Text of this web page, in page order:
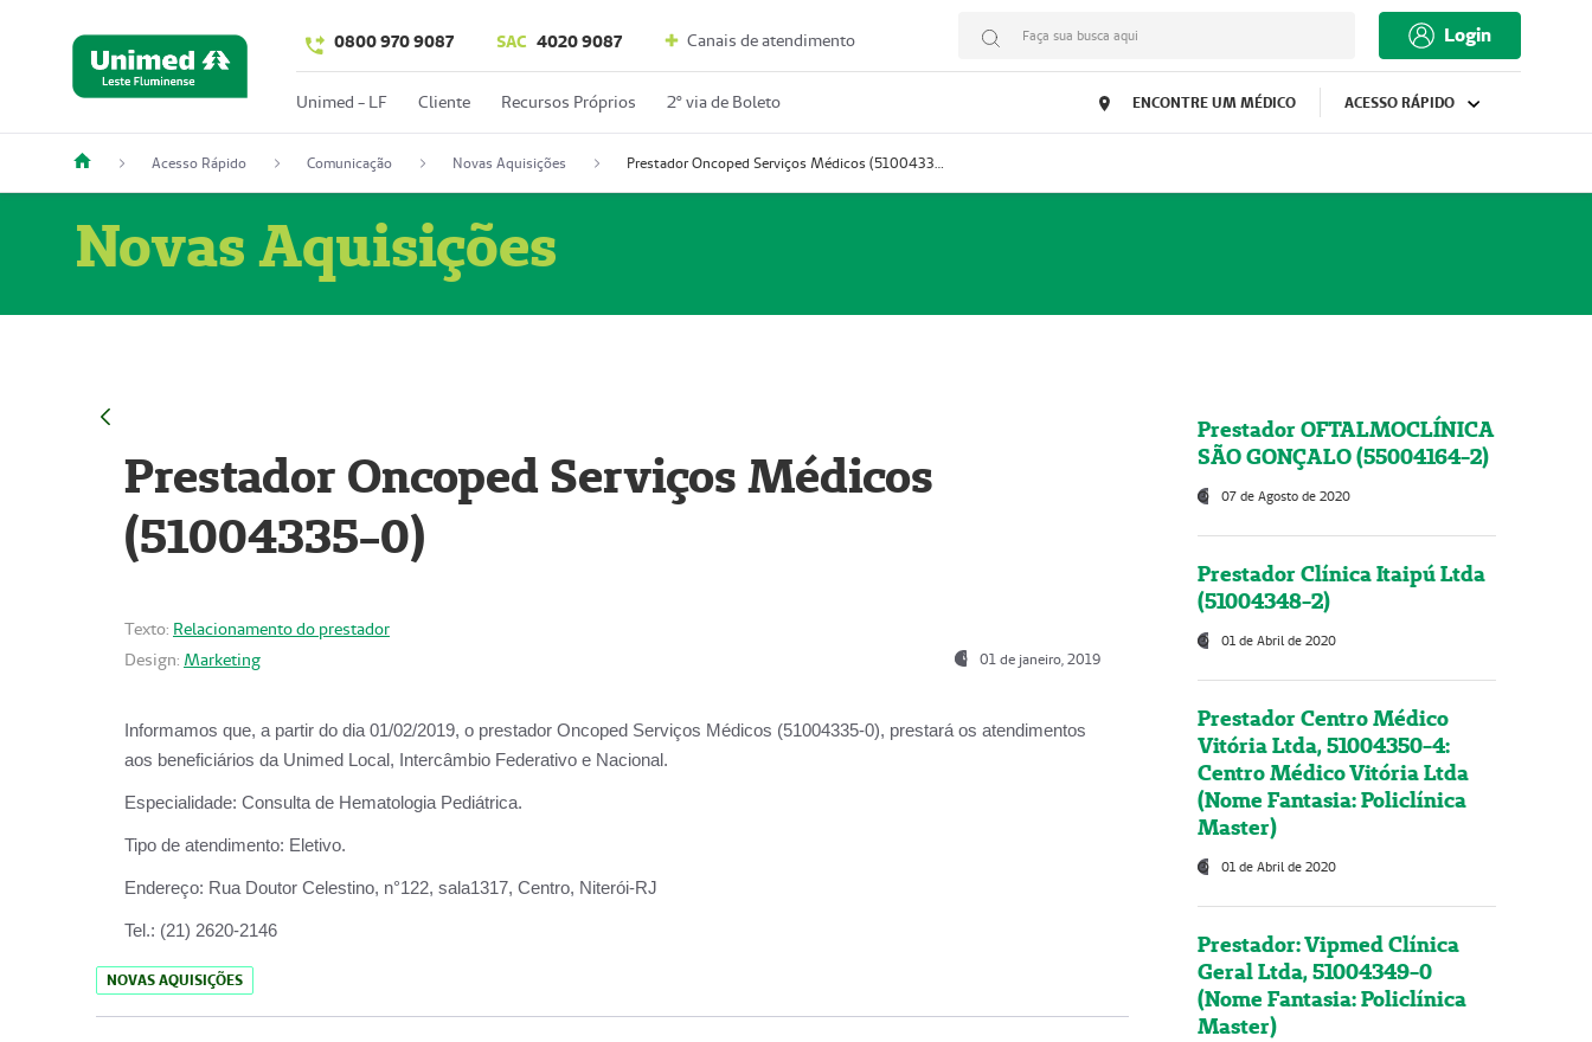
0800 970 9087 SAC 4020 9087 Canais de atendimento Faça sua busca aqui Login
Unimed - LF Cliente Recursos Próprios 2º via de Boleto ENCONTRE UM MÉDICO ACESSO RÁPIDO
Acesso Rápido Comunicação Novas Aquisições Prestador Oncoped Serviços Médicos (51004335-0)
Novas Aquisições
Prestador Oncoped Serviços Médicos
(51004335-0)
Texto: Relacionamento do prestador
Design: Marketing 01 de janeiro, 2019
Informamos que, a partir do dia 01/02/2019, o prestador Oncoped Serviços Médicos (51004335-0), prestará os atendimentos
aos beneficiários da Unimed Local, Intercâmbio Federativo e Nacional.
Especialidade: Consulta de Hematologia Pediátrica.
Tipo de atendimento: Eletivo.
Endereço: Rua Doutor Celestino, n°122, sala1317, Centro, Niterói-RJ
Tel.: (21) 2620-2146
NOVAS AQUISIÇÕES
Prestador OFTALMOCLÍNICA
SÃO GONÇALO (55004164-2)
07 de Agosto de 2020
Prestador Clínica Itaipú Ltda
(51004348-2)
01 de Abril de 2020
Prestador Centro Médico
Vitória Ltda, 51004350-4:
Centro Médico Vitória Ltda
(Nome Fantasia: Policlínica
Master)
01 de Abril de 2020
Prestador: Vipmed Clínica
Geral Ltda, 51004349-0
(Nome Fantasia: Policlínica
Master)